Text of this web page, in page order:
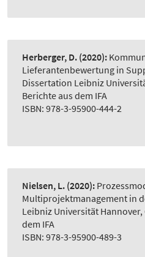
Herberger, D. (2020):
Lieferantenbewertung in
Dissertation Leibniz
Berichte aus dem IFA
ISBN: 978-3-95900-444-2
Nielsen, L. (2020):
Multiprojektmanagement in
Leibniz Universität
dem IFA
ISBN: 978-3-95900-489-3